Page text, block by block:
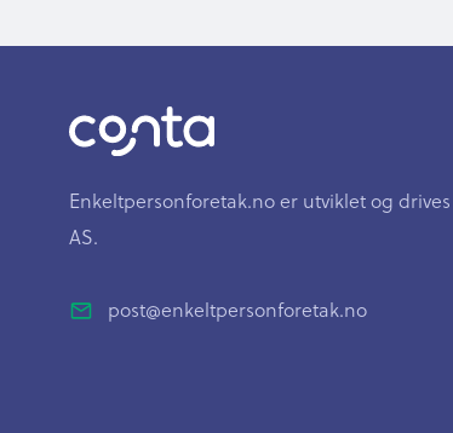
Enkeltpersonforetak.no er utviklet og
AS.
post@enkeltpersonforetak.no